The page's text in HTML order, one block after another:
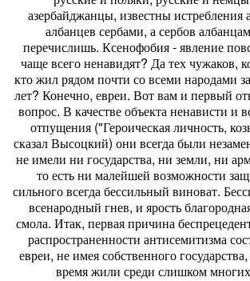
азербайджанцы, известны истребления
албанцев сербами, а сербов
перечислишь. Ксенофобия - явление
чаще всего ненавидят? Да тех чужаков,
кто жил рядом почти со всеми народами
лет? Конечно, евреи. Вот вам и первый
вопрос. В качестве объекта ненависти и
отпущения ("Героическая личность,
сказал Высоцкий) они всегда были
не имели ни государства, ни земли, ни
то есть ни малейшей возможности
сильного всегда бессильный виноват.
всенародный гнев, и ярость
смола. Итак, первая причина
распространенности антисемитизма
евреи, не имея собственного
время жили среди слишком